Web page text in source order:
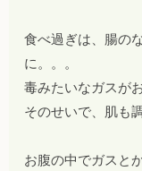
食べ過ぎは、腸の
に。。。
毒みたいなガスが
そのせいで、肌も
お腹の中でガスと